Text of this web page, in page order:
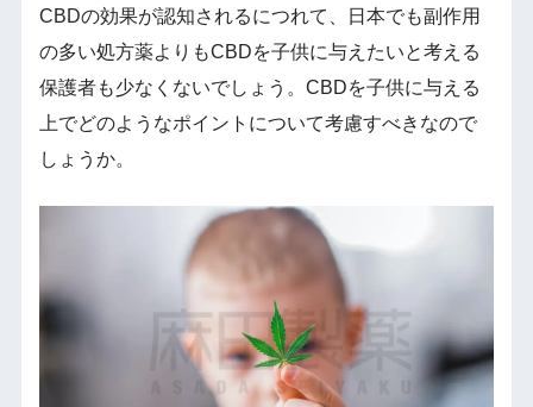
CBDの効果が認知されるにつれて、日本でも副作用
の多い処方薬よりもCBDを子供に与えたいと考える
保護者も少なくないでしょう。CBDを子供に与える
上でどのようなポイントについて考慮すべきなので
しょうか。